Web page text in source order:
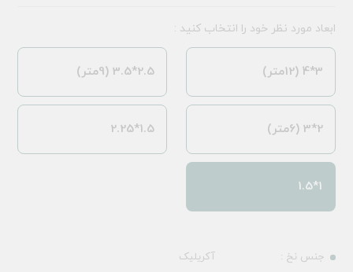
جنس نخ :
آکریلیک
ابعاد مورد نظر خود را انتخاب کنید :
3*4 (12متر) 2.5*3.5 (9متر)
2*3 (6متر) 1.5*2.25
1*1.5